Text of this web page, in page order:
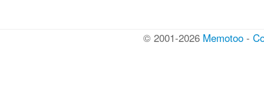
© 2001-2026 Memotoo -